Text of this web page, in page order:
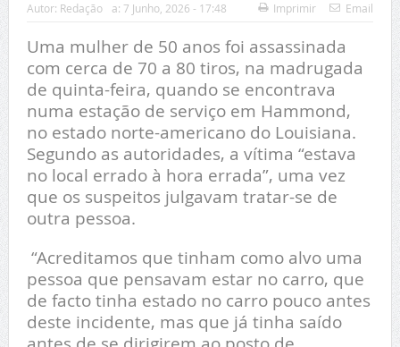
Autor: Redação a: 7 Junho, 2026 - 17:48 Imprimir Email
Uma mulher de 50 anos foi assassinada
com cerca de 70 a 80 tiros, na madrugada
de quinta-feira, quando se encontrava
numa estação de serviço em Hammond,
no estado norte-americano do Louisiana.
Segundo as autoridades, a vítima “estava
no local errado à hora errada”, uma vez
que os suspeitos julgavam tratar-se de
outra pessoa.
“Acreditamos que tinham como alvo uma
pessoa que pensavam estar no carro, que
de facto tinha estado no carro pouco antes
deste incidente, mas que já tinha saído